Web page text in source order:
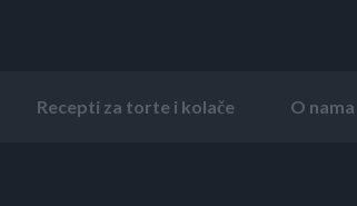
Recepti za torte i kolače O nama